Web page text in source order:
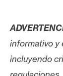
informativo y
incluyendo